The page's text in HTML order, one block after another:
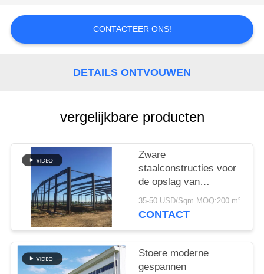
BLOG
PRIVACY
POLICY
CONTACTEER ONS!
DETAILS ONTVOUWEN
vergelijkbare producten
Zware
staalconstructies voor
de opslag van
cementfabrieken
35-50 USD/Sqm MOQ:200 m²
CONTACT
Stoere moderne
gespannen